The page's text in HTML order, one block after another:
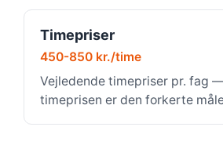
Timepriser
450-850 kr./time
Vejledende timepriser pr. fag
timeprisen er den forkerte